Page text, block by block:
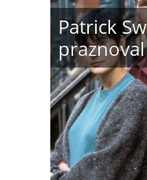
Patrick